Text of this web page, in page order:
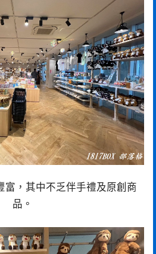
富，其中不乏伴手禮及原創商
品。